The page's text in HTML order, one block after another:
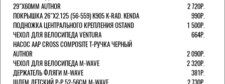
29"Х60ММ AUTHOR
2 720Р.
ПОКРЫШКА 26"Х2.125 (56-559) K905 K-RAD. KENDA
990Р.
ПОДНОЖКА ЦЕНТРАЛЬНОГО КРЕПЛЕНИЯ OSTAND
1 500Р.
ЧЕХОЛ ДЛЯ ВЕЛОСИПЕДА VENTURA
664Р.
НАСОС AAP CROSS COMPOSITE Т-РУЧКА ЧЕРНЫЙ
AUTHOR
2 090Р.
ЧЕХОЛ ДЛЯ ВЕЛОСИПЕДА M-WAVE
2 320Р.
ДЕРЖАТЕЛЬ ФЛЯГИ M-WAVE
381Р.
ШЛЕМ ДЕТСКИЙ Р-Р 52-56СМ M-WAVE
2 730Р.